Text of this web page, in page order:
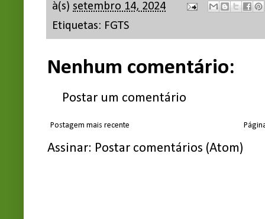
à(s) setembro 14, 2024
Etiquetas: FGTS
Nenhum comentário:
Postar um comentário
Postagem mais recente
Assinar: Postar comentários (Atom)